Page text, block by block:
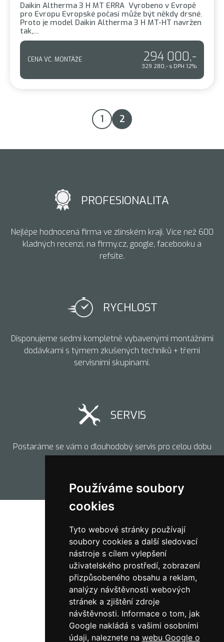
Používáme soubory
cookies
Tyto webové stránky používají
soubory cookies a další sledovací
nástroje s cílem vylepšení
uživatelského prostředí, zobrazení
přizpůsobeného obsahu a reklam,
analýzy návštěvnosti webových
stránek a zjištění zdroje
návštěvnosti. Informace o tom, jak
Google nakládá s vašimi osobními
údaji, naleznete na webu Google o
Daikin Altherma 3 H MT ERRA Vyrobeno v Evropě
pro Evropu Evropské počasí může být někdy drsné.
Proto je model Daikin Altherma 3 H MT-HT navržen
tak,…
CENA VČ. MONTÁŽE 294 000,-
329 280,- s DPH 12%
1 2
PROFESIONALITA
Nejlépe hodnocená firma ve zlínském kraji. Více než 600
kladných recenzí, na firmy.cz, google, facebooku a
refsite.
RYCHLOST
Disponujeme sedmi kompletně vybavenými montážními
dodávkami s týmem zkušených techniků + třemi
servisními skupinami.
SERVIS
Postaráme se vám o dlouhodobý servis pro celou dobu
životnosti.
736 784 374